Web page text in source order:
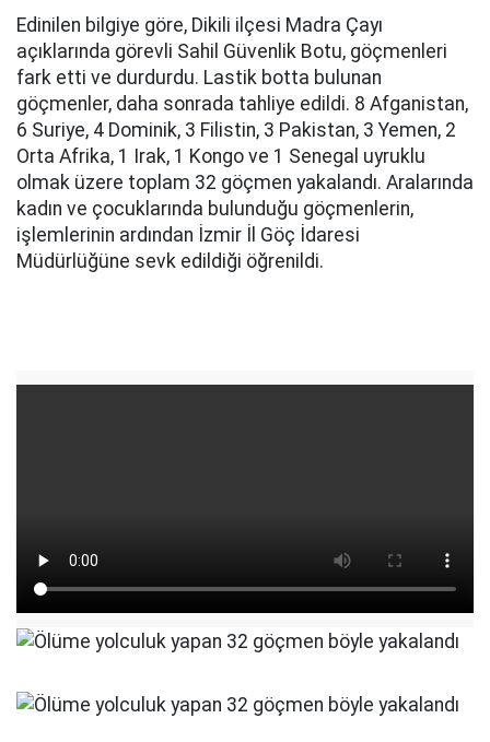
Edinilen bilgiye göre, Dikili ilçesi Madra Çayı
açıklarında görevli Sahil Güvenlik Botu, göçmenleri
fark etti ve durdurdu. Lastik botta bulunan
göçmenler, daha sonrada tahliye edildi. 8 Afganistan,
6 Suriye, 4 Dominik, 3 Filistin, 3 Pakistan, 3 Yemen, 2
Orta Afrika, 1 Irak, 1 Kongo ve 1 Senegal uyruklu
olmak üzere toplam 32 göçmen yakalandı. Aralarında
kadın ve çocuklarında bulunduğu göçmenlerin,
işlemlerinin ardından İzmir İl Göç İdaresi
Müdürlüğüne sevk edildiği öğrenildi.